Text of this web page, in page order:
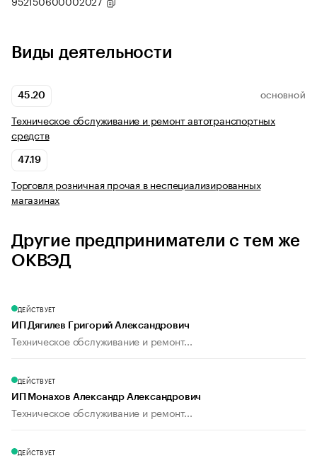
Виды деятельности
45.20 ОСНОВНОЙ
Техническое обслуживание и ремонт автотранспортных
средств
47.19
Торговля розничная прочая в неспециализированных
магазинах
Другие предприниматели с тем же
ОКВЭД
ДЕЙСТВУЕТ
ИП Дягилев Григорий Александрович
Техническое обслуживание и ремонт...
ДЕЙСТВУЕТ
ИП Монахов Александр Александрович
Техническое обслуживание и ремонт...
ДЕЙСТВУЕТ